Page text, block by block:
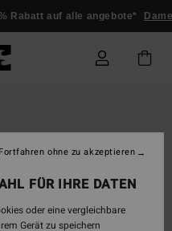
Rabatt auf alle angebote* Damen
FÜR IHRE DATEN
oder eine vergleichbare
Gerät zu speichern
Fortfahren ohne zu akzeptieren